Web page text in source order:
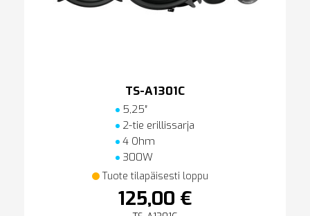
TS-A1301C
5,25″
2-tie erillissarja
4 Ohm
300W
Tuote tilapäisesti loppu
125,00 €